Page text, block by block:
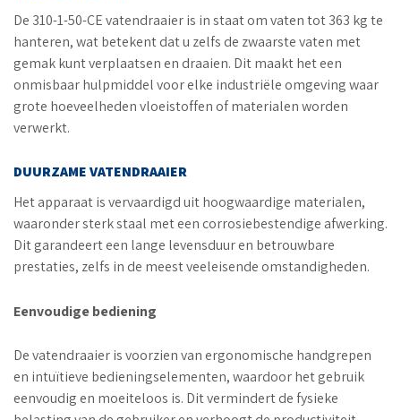
De 310-1-50-CE vatendraaier is in staat om vaten tot 363 kg te
hanteren, wat betekent dat u zelfs de zwaarste vaten met
gemak kunt verplaatsen en draaien. Dit maakt het een
onmisbaar hulpmiddel voor elke industriële omgeving waar
grote hoeveelheden vloeistoffen of materialen worden
verwerkt.
DUURZAME VATENDRAAIER
Het apparaat is vervaardigd uit hoogwaardige materialen,
waaronder sterk staal met een corrosiebestendige afwerking.
Dit garandeert een lange levensduur en betrouwbare
prestaties, zelfs in de meest veeleisende omstandigheden.
Eenvoudige bediening
De vatendraaier is voorzien van ergonomische handgrepen
en intuïtieve bedieningselementen, waardoor het gebruik
eenvoudig en moeiteloos is. Dit vermindert de fysieke